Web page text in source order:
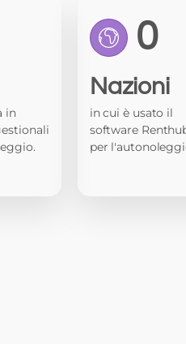
in
0
Nazioni
in cui è usato il
software
per